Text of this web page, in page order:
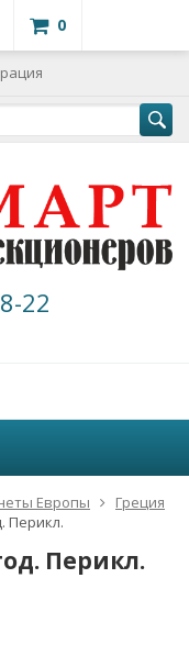
0
22
Европы
Греция
Перикл.
Перикл.